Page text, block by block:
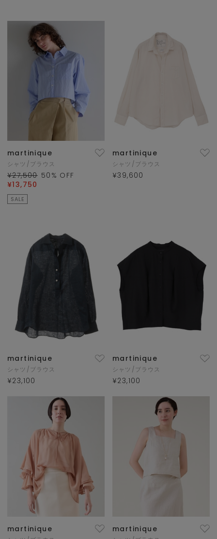
martinique
シャツ/ブラウス
¥27,500 50 % OFF
¥13,750
SALE
martinique
シャツ/ブラウス
¥39,600
martinique
シャツ/ブラウス
¥23,100
martinique
シャツ/ブラウス
¥23,100
martinique martinique